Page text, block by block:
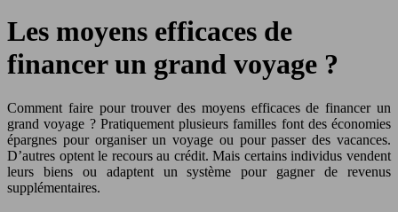
Les moyens efficaces de
financer un grand voyage ?
Comment faire pour trouver des moyens efficaces de financer un
grand voyage ? Pratiquement plusieurs familles font des économies
épargnes pour organiser un voyage ou pour passer des vacances.
D’autres optent le recours au crédit. Mais certains individus vendent
leurs biens ou adaptent un système pour gagner de revenus
supplémentaires.